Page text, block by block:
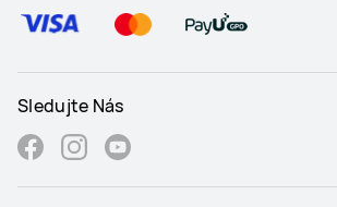
Sledujte Nás